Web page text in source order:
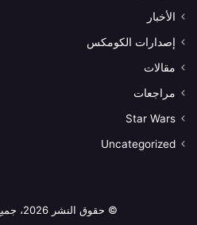
الأخبار
إصدارات الكومكس
مقالات
مراجعات
Star Wars
Uncategorized
© حقوق النشر 2026، جميع الحقوق محفوظة